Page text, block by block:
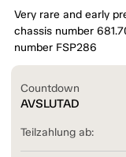
Very rare and early
chassis number
number FSP286
Countdown
AVSLUTAD
Teilzahlung ab: